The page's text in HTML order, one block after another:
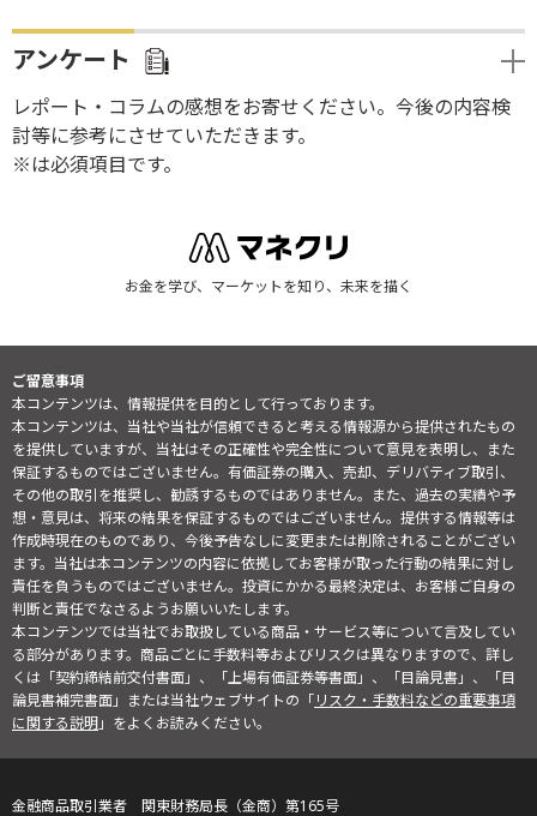
アンケート
レポート・コラムの感想をお寄せください。今後の内容検
討等に参考にさせていただきます。
※は必須項目です。
お金を学び、マーケットを知り、未来を描く
ご留意事項
本コンテンツは、情報提供を目的として行っております。
本コンテンツは、当社や当社が信頼できると考える情報源から提供されたもの
を提供していますが、当社はその正確性や完全性について意見を表明し、また
保証するものではございません。有価証券の購入、売却、デリバティブ取引、
その他の取引を推奨し、勧誘するものではありません。また、過去の実績や予
想・意見は、将来の結果を保証するものではございません。提供する情報等は
作成時現在のものであり、今後予告なしに変更または削除されることがござい
ます。当社は本コンテンツの内容に依拠してお客様が取った行動の結果に対し
責任を負うものではございません。投資にかかる最終決定は、お客様ご自身の
判断と責任でなさるようお願いいたします。
本コンテンツでは当社でお取扱している商品・サービス等について言及してい
る部分があります。商品ごとに手数料等およびリスクは異なりますので、詳し
くは「契約締結前交付書面」、「上場有価証券等書面」、「目論見書」、「目
論見書補完書面」または当社ウェブサイトの「リスク・手数料などの重要事項
に関する説明」をよくお読みください。
金融商品取引業者 関東財務局長（金商）第165号